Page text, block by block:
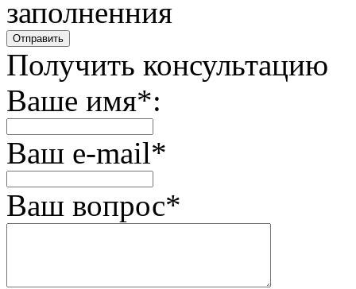
заполненния
Получить консультацию
Ваше имя*:
Ваш e-mail*
Ваш вопрос*